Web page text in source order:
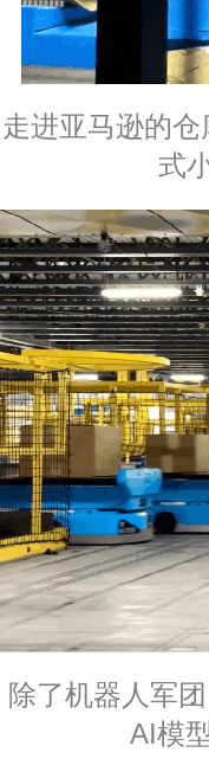
走进亚马逊的
式
除了机器人军
AI模